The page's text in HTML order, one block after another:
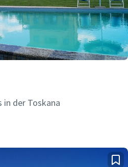
in der Toskana